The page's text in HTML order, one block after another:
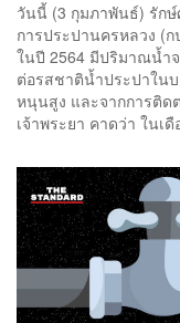
วันนี้ (3 กุมภาพันธ์) รักษ์
การประปานครหลวง (
ในปี 2564 มีปริมาณน้ำ
ต่อรสชาติน้ำประปาในบ
หนุนสูง และจากการติ
เจ้าพระยา คาดว่า ในเ